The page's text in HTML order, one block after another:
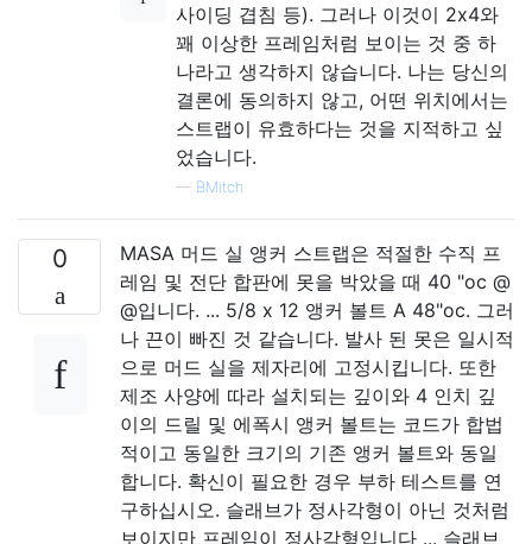
사이딩 겹침 등). 그러나 이것이 2x4와
꽤 이상한 프레임처럼 보이는 것 중 하
나라고 생각하지 않습니다. 나는 당신의
결론에 동의하지 않고, 어떤 위치에서는
스트랩이 유효하다는 것을 지적하고 싶
었습니다.
— BMitch
0
MASA 머드 실 앵커 스트랩은 적절한 수직 프
레임 및 전단 합판에 못을 박았을 때 40 "oc @
@입니다. ... 5/8 x 12 앵커 볼트 A 48"oc. 그러
나 끈이 빠진 것 같습니다. 발사 된 못은 일시적
으로 머드 실을 제자리에 고정시킵니다. 또한
제조 사양에 따라 설치되는 깊이와 4 인치 깊
이의 드릴 및 에폭시 앵커 볼트는 코드가 합법
적이고 동일한 크기의 기존 앵커 볼트와 동일
합니다. 확신이 필요한 경우 부하 테스트를 연
구하십시오. 슬래브가 정사각형이 아닌 것처럼
보이지만 프레임이 정사각형입니다 ... 슬래브